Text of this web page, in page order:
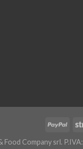
Company srl.